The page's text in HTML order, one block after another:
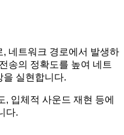
네트워크 경로에서 발생하
송의 정확도를 높여 네트
을 실현합니다.
, 입체적 사운드 재현 등에
다.